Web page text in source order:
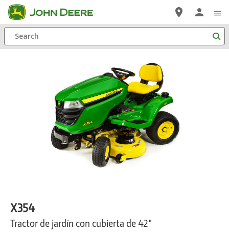
Saltar
a
contenido
principal
Search
X354
Tractor de jardín con cubierta de 42"